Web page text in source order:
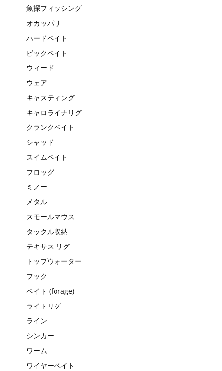
魚探フィッシング
オカッパリ
ハードベイト
ビックベイト
ウィード
ウェア
キャスティング
キャロライナリグ
クランクベイト
シャッド
スイムベイト
フロッグ
ミノー
メタル
スモールマウス
タックル収納
テキサス リグ
トップウォーター
フック
ベイト (forage)
ライトリグ
ライン
シンカー
ワーム
ワイヤーベイト